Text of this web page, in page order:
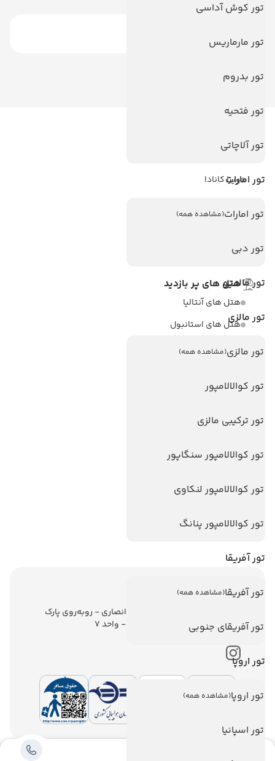
تور کوش آداسی
تور مارماریس
تور بدروم
تور فتحیه
تور آلاچاتی
تور امارات
تور امارات(مشاهده همه)
تور دبی
تور مالدیو
تور مالزی
تور مالزی(مشاهده همه)
تور کوالالامپور
تور ترکیبی مالزی
تور کوالالامپور سنگاپور
تور کوالالامپور لنکاوی
تور کوالالامپور پنانگ
تور آفریقا
تور آفریقا(مشاهده همه)
تور آفریقای جنوبی
تور اروپا
تور اروپا(مشاهده همه)
تور اسپانیا
لینک های مفید
ویزا کانادا
تماس با ما
مجله گردشگری
هتل های پر بازدید
هتل های آنتالیا
هتل های استانبول
هتل های تایلند
هتل های سریلانکا
تورهای پربازدید
تور پوکت
اطلاعات تماس
تهران - ولیعصر - نبش کوچه انصاری - روبه‌روی پارک
ملت - برج ملت - طبقه ششم - واحد 7